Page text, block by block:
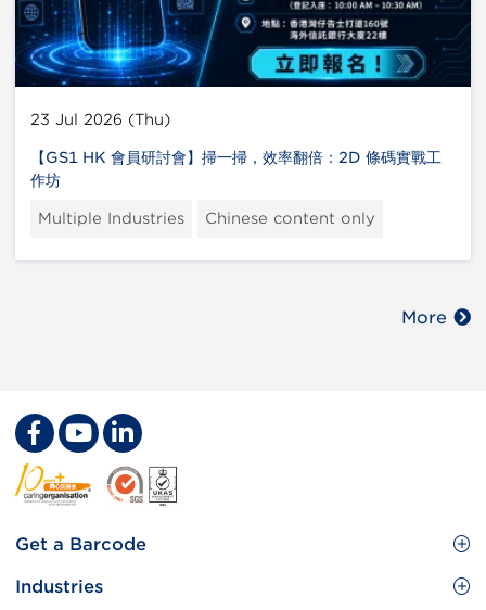
23 Jul 2026 (Thu)
【GS1 HK 會員研討會】掃一掃，效率翻倍：2D 條碼實戰工
作坊
Multiple Industries Chinese content only
More
Footer
Site
Get a Barcode
GS1 Barcode
Industries